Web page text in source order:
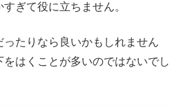
ぎて役に立ちません。
たりなら良いかもしれません
はくことが多いのではないでし